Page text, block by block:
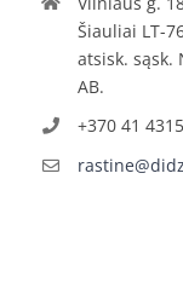
Šiauliai LT-
atsisk. sąsk.
AB.
+370 41